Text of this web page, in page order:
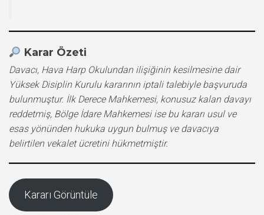
Karar Özeti
Davacı, Hava Harp Okulundan ilişiğinin kesilmesine dair
Yüksek Disiplin Kurulu kararının iptali talebiyle başvuruda
bulunmuştur. İlk Derece Mahkemesi, konusuz kalan davayı
reddetmiş, Bölge İdare Mahkemesi ise bu kararı usul ve
esas yönünden hukuka uygun bulmuş ve davacıya
belirtilen vekalet ücretini hükmetmiştir.
Kararı Görüntüle